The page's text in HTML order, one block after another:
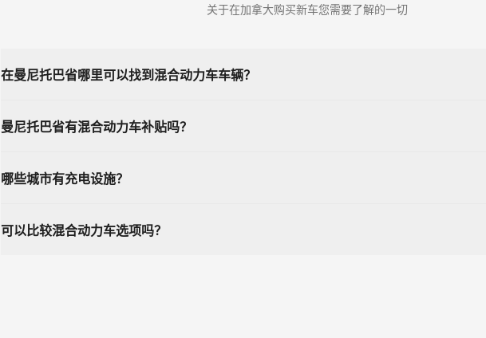
关于在加拿大购买新车您需要了解的一切
在曼尼托巴省哪里可以找到混合动力车车辆？
曼尼托巴省有混合动力车补贴吗？
哪些城市有充电设施？
可以比较混合动力车选项吗？